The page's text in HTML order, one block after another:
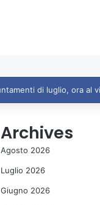
Archives
Agosto 2026
Luglio 2026
Giugno 2026